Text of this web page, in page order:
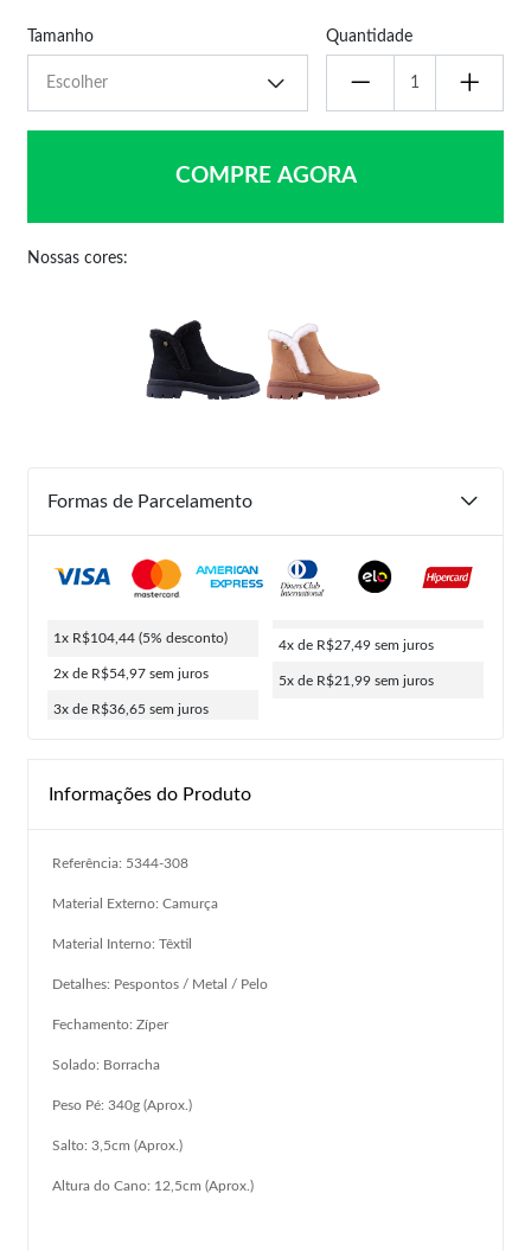
Tamanho Quantidade
COMPRE AGORA
Nossas cores:
Formas de Parcelamento
1x R$104,44 (5% desconto)
2x de R$54,97 sem juros
3x de R$36,65 sem juros
4x de R$27,49 sem juros
5x de R$21,99 sem juros
Informações do Produto
Referência: 5344-308
Material Externo: Camurça
Material Interno: Têxtil
Detalhes: Pespontos / Metal / Pelo
Fechamento: Zíper
Solado: Borracha
Peso Pé: 340g (Aprox.)
Salto: 3,5cm (Aprox.)
Altura do Cano: 12,5cm (Aprox.)